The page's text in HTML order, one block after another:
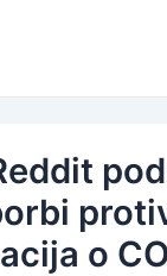
o